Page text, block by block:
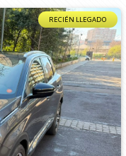
RECIÉN LLEGADO